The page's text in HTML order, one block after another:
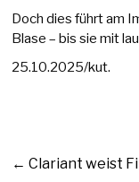
Doch dies führt am
Blase – bis sie mit
25.10.2025/kut.
← Clariant weist